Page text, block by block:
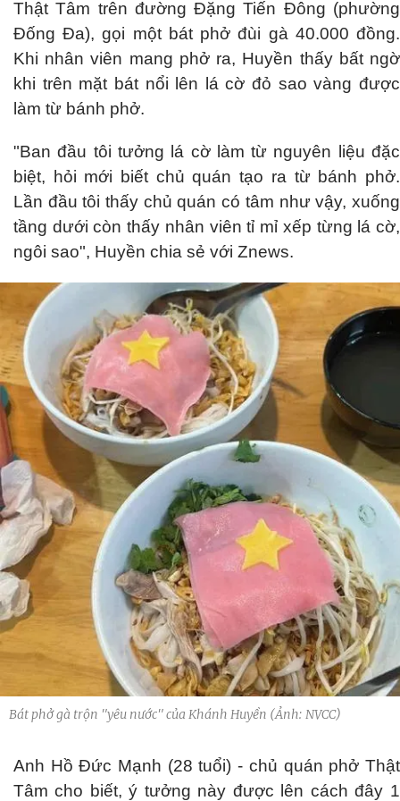
Thật Tâm trên đường Đặng Tiến Đông (phường
Đống Đa), gọi một bát phở đùi gà 40.000 đồng.
Khi nhân viên mang phở ra, Huyền thấy bất ngờ
khi trên mặt bát nổi lên lá cờ đỏ sao vàng được
làm từ bánh phở.
"Ban đầu tôi tưởng lá cờ làm từ nguyên liệu đặc
biệt, hỏi mới biết chủ quán tạo ra từ bánh phở.
Lần đầu tôi thấy chủ quán có tâm như vậy, xuống
tầng dưới còn thấy nhân viên tỉ mỉ xếp từng lá cờ,
ngôi sao", Huyền chia sẻ với Znews.
Bát phở gà trộn "yêu nước" của Khánh Huyền (Ảnh: NVCC)
Anh Hồ Đức Mạnh (28 tuổi) - chủ quán phở Thật
Tâm cho biết, ý tưởng này được lên cách đây 1